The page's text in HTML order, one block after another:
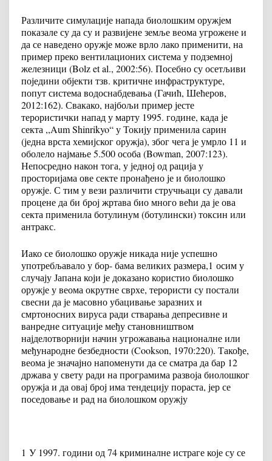
Различите симулације напада биолошким оружјем
показале су да су и развијене земље веома угрожене и
да се наведено оружје може врло лако применити, на
пример преко вентилационих система у подземној
железници (Bolz et al., 2002:56). Посебно су осетљиви
поједини објекти тзв. критичне инфраструктуре,
попут система водоснабдевања (Гачић, Шећеров,
2012:162). Свакако, најбољи пример јесте
терористички напад у марту 1995. године, када је
секта ,,Aum Shinrikyo“ у Токију применила сарин
(једна врста хемијског оружја), због чега је умрло 11 и
оболело најмање 5.500 особа (Bowman, 2007:123).
Непосредно након тога, у једној од рација у
просторијама ове секте пронађено је и биолошко
оружје. С тим у вези различити стручњаци су давали
процене да би број жртава био много већи да је ова
секта применила ботулинум (ботулински) токсин или
антракс.
Иако се биолошко оружје никада није успешно
употребљавало у бор- бама великих размера,1 осим у
случају Јапана који је доказано користио биолошко
оружје у веома окрутне сврхе, терористи су постали
свесни да је масовно убацивање заразних и
смртоносних вируса ради стварања депресивне и
ванредне ситуације међу становништвом
најделотворнији начин угрожавања националне или
међународне безбедности (Cookson, 1970:220). Такође,
веома је значајно напоменути да се сматра да бар 12
држава у свету ради на програмима развоја биолошког
оружја и да овај број има тендецију пораста, јер се
поседовање и рад на биолошком оружју
1 У 1997. години од 74 криминалне истраге које су се